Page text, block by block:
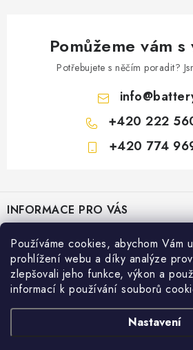
Používáme cookies, abychom Vám
prohlížení webu a díky analýze
zlepšovali jeho funkce, výkon a
informací k používání souborů
Nastavení
Pomůžeme vám
Potřebujete s něčím poradit?
info@
+420 222
+420 774
pINFORMACE PRO VÁS
KONTAKTY
POŠTOVNÉ A DOPRAVA
KONFIGURÁTOR AUTOBATERIÍ
PRODEJNY BATTERY.CZ
Prodejna Brno - Pražákova ul.
Prodejna Praha - Brožíkova ul.
Prodejna Ústí n. Labem - Žižkova ul.
Konfigurátor AUTOBATERIE
Konfigurátor AUTOBATERIE
Vyhledávání